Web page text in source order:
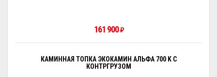
161 900 ₽
КАМИННАЯ ТОПКА ЭКОКАМИН АЛЬФА 700 K С
КОНТРГРУЗОМ